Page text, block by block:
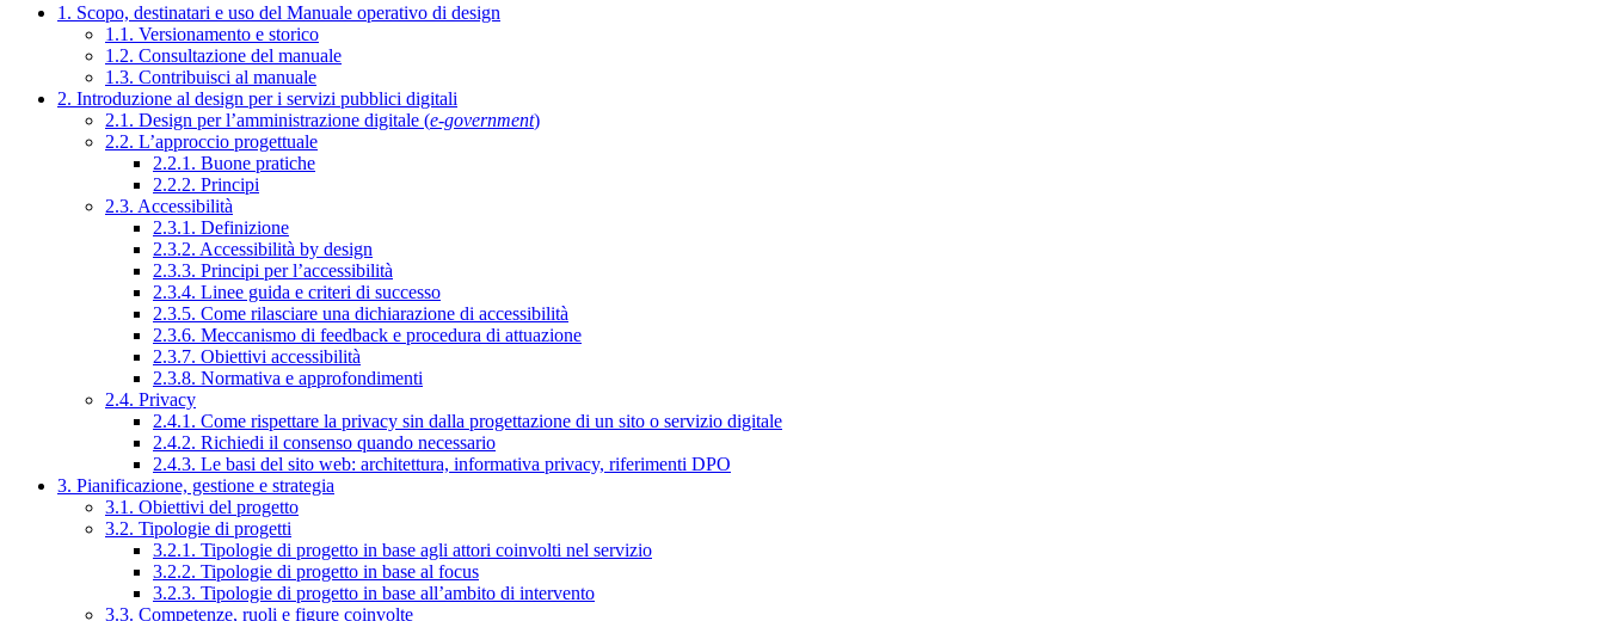
1. Scopo, destinatari e uso del Manuale operativo di design
1.1. Versionamento e storico
1.2. Consultazione del manuale
1.3. Contribuisci al manuale
2. Introduzione al design per i servizi pubblici digitali
2.1. Design per l’amministrazione digitale (e-government)
2.2. L’approccio progettuale
2.2.1. Buone pratiche
2.2.2. Principi
2.3. Accessibilità
2.3.1. Definizione
2.3.2. Accessibilità by design
2.3.3. Principi per l’accessibilità
2.3.4. Linee guida e criteri di successo
2.3.5. Come rilasciare una dichiarazione di accessibilità
2.3.6. Meccanismo di feedback e procedura di attuazione
2.3.7. Obiettivi accessibilità
2.3.8. Normativa e approfondimenti
2.4. Privacy
2.4.1. Come rispettare la privacy sin dalla progettazione di un sito o servizio digitale
2.4.2. Richiedi il consenso quando necessario
2.4.3. Le basi del sito web: architettura, informativa privacy, riferimenti DPO
3. Pianificazione, gestione e strategia
3.1. Obiettivi del progetto
3.2. Tipologie di progetti
3.2.1. Tipologie di progetto in base agli attori coinvolti nel servizio
3.2.2. Tipologie di progetto in base al focus
3.2.3. Tipologie di progetto in base all’ambito di intervento
3.3. Competenze, ruoli e figure coinvolte